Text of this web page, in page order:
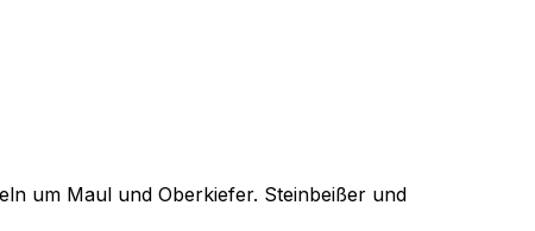
um Maul und Oberkiefer. Steinbeißer und